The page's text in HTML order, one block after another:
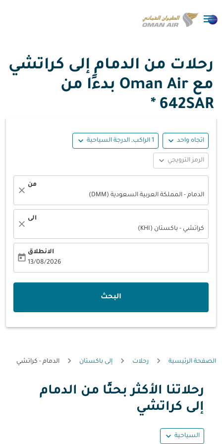

رحلات من الدمام إلى كراتشي
مع Oman Air بدءًا من
642SAR *
اتجاه واحد expand_more 1 الراكب, الدرجة السياحية expand_more
الرمز الترويجي expand_more
من
الدمام - المملكة العربية السعودية (DMM)
close
الى
كراتشي - باكستان (KHI)
close
الانطلاق
13/08/2026
today
البحث
الصفحة الرئيسية رحلات إلى باكستان الدمام - كراتشي
رحلاتنا الأكثر بحثًا من الدمام
إلى كراتشي
السياحية expand_more